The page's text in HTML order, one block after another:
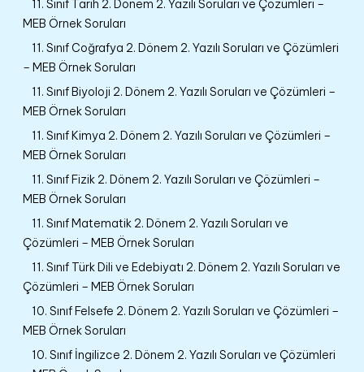
11. Sınıf Tarih 2. Dönem 2. Yazılı Soruları ve Çözümleri –
MEB Örnek Soruları
11. Sınıf Coğrafya 2. Dönem 2. Yazılı Soruları ve Çözümleri
– MEB Örnek Soruları
11. Sınıf Biyoloji 2. Dönem 2. Yazılı Soruları ve Çözümleri –
MEB Örnek Soruları
11. Sınıf Kimya 2. Dönem 2. Yazılı Soruları ve Çözümleri –
MEB Örnek Soruları
11. Sınıf Fizik 2. Dönem 2. Yazılı Soruları ve Çözümleri –
MEB Örnek Soruları
11. Sınıf Matematik 2. Dönem 2. Yazılı Soruları ve
Çözümleri – MEB Örnek Soruları
11. Sınıf Türk Dili ve Edebiyatı 2. Dönem 2. Yazılı Soruları ve
Çözümleri – MEB Örnek Soruları
10. Sınıf Felsefe 2. Dönem 2. Yazılı Soruları ve Çözümleri –
MEB Örnek Soruları
10. Sınıf İngilizce 2. Dönem 2. Yazılı Soruları ve Çözümleri